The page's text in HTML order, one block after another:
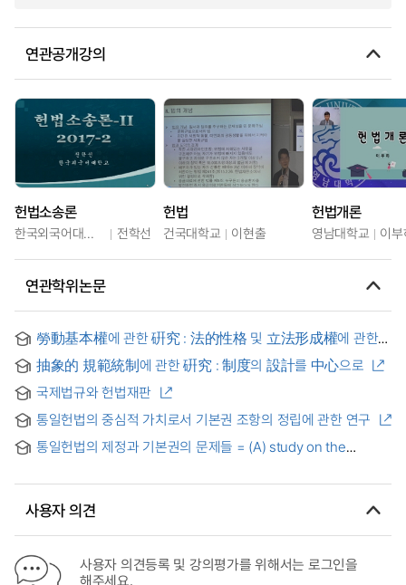
연관공개강의
헌법소송론
한국외국어대학교 전학선
헌법
건국대학교 이현출
헌법개론
영남대학교 이
연관학위논문
勞動基本權에 관한 硏究 : 法的性格 및 立法形成權에 관한
憲法裁判所 決定을 중심으로 = (A) Study on the
Fundamental Rights of Laborer : Analysis of Constitutional
Court Related to Legal Meaning and Range of Legislation
抽象的 規範統制에 관한 硏究 : 制度의 設計를 中心으로
국제법규와 헌법재판
통일헌법의 중심적 가치로서 기본권 조항의 정립에 관한 연구
통일헌법의 제정과 기본권의 문제들 = (A) study on the
사용자 의견
사용자 의견등록 및 강의평가를 위해서는 로그인을
해주세요.